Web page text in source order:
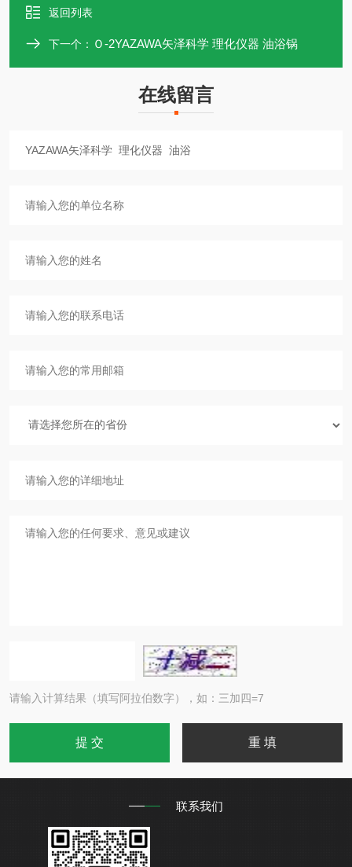
返回列表
下一个： Ｏ-2YAZAWA矢泽科学 理化仪器 油浴锅
在线留言
请输入计算结果（填写阿拉伯数字），如：三加四=7
联系我们